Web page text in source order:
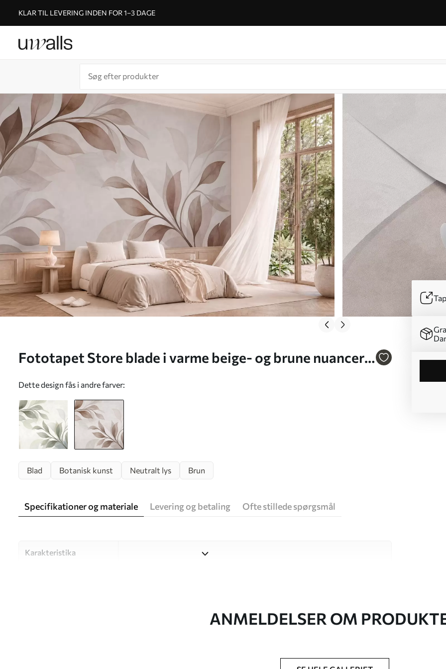
KLAR TIL LEVERING INDEN FOR 1–3 DAGE
Fototapet Store blade i varme beige- og brune nuancer
Dette design fås i andre farver:
Blad Botanisk kunst Neutralt lys Brun
Specifikationer og materiale Levering og betaling Ofte stillede spørgsmål
Karakteristika
ANMELDELSER OM